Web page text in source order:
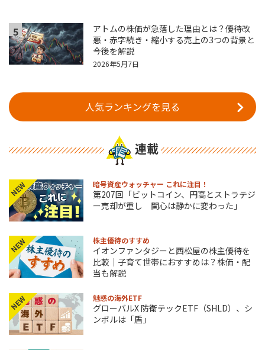
5
アトムの株価が急落した理由とは？優待改
悪・赤字続き・縮小する売上の3つの背景と
今後を解説
2026年5月7日
人気ランキングを見る
連載
NEW 暗号資産ウォッチャー これに注目！
第207回「ビットコイン、円高とストラテジ
ー売却が重し 関心は静かに変わった」
NEW 株主優待のすすめ
イオンファンタジーと西松屋の株主優待を
比較｜子育て世帯におすすめは？株価・配
当も解説
NEW 魅惑の海外ETF
グローバルX 防衛テックETF（SHLD）、シ
ンボルは「盾」